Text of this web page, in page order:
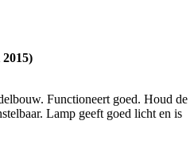
Functioneert goed. Houd de
Lamp geeft goed licht en is